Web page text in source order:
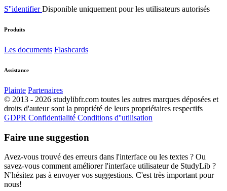
S''identifierDisponible uniquement pour les utilisateurs autorisés
Produits
Les documents Flashcards
Assistance
Plainte Partenaires
© 2013 - 2026 studylibfr.com toutes les autres marques déposées et
droits d'auteur sont la propriété de leurs propriétaires respectifs
GDPR Confidentialité Conditions d''utilisation
Faire une suggestion
Avez-vous trouvé des erreurs dans l'interface ou les textes ? Ou
savez-vous comment améliorer l'interface utilisateur de StudyLib ?
N'hésitez pas à envoyer vos suggestions. C'est très important pour
nous!